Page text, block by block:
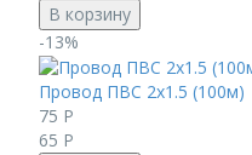
В корзину
-13%
Провод ПВС 2х1.5 (100м)
75 Р
65 Р